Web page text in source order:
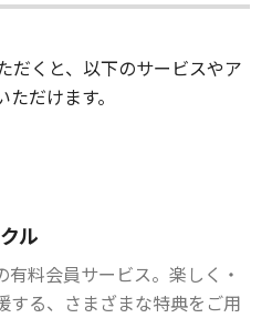
だくと、以下のサービスやア
だけます。
ル
料会員サービス。楽しく・
する、さまざまな特典をご用